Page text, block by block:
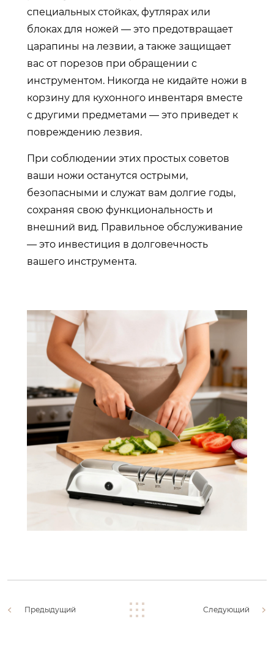
специальных стойках, футлярах или
блоках для ножей — это предотвращает
царапины на лезвии, а также защищает
вас от порезов при обращении с
инструментом. Никогда не кидайте ножи в
корзину для кухонного инвентаря вместе
с другими предметами — это приведет к
повреждению лезвия.
При соблюдении этих простых советов
ваши ножи останутся острыми,
безопасными и служат вам долгие годы,
сохраняя свою функциональность и
внешний вид. Правильное обслуживание
— это инвестиция в долговечность
вашего инструмента.
Предыдущий Следующий